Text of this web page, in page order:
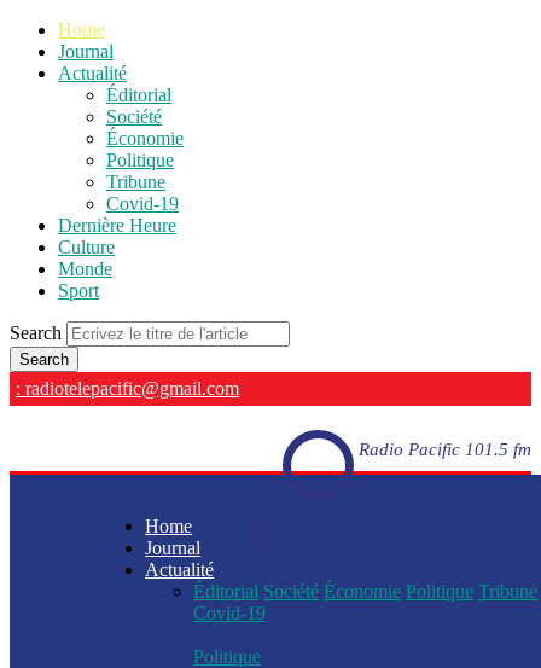
Home
Journal
Actualité
Éditorial
Société
Économie
Politique
Tribune
Covid-19
Dernière Heure
Culture
Monde
Sport
Search
: radiotelepacific@gmail.com
Radio Pacific 101.5 fm
Home
Journal
Actualité
Éditorial Société Économie Politique Tribune
Covid-19
Politique